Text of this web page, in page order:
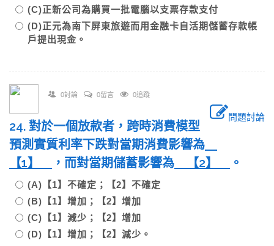
(C)正新公司為購買一批電腦以支票存款支付
(D)正元為南下屏東旅遊而用金融卡自活期儲蓄存款帳
戶提出現金。
0討論 0留言 0追蹤
問題討論
24. 對於一個放款者，跨時消費模型
預測實質利率下跌對當期消費影響為
【1】 ，而對當期儲蓄影響為 【2】 。
(A)【1】不確定；【2】不確定
(B)【1】增加；【2】增加
(C)【1】減少；【2】增加
(D)【1】增加；【2】減少。